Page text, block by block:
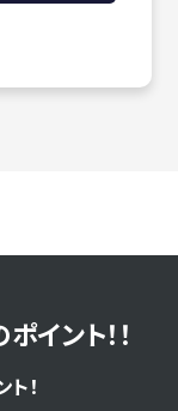
ント！！
！